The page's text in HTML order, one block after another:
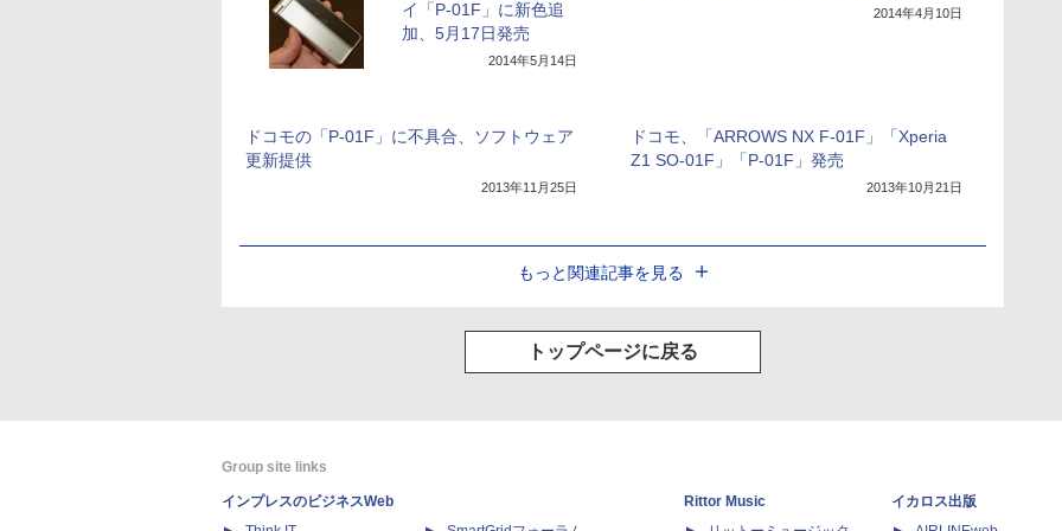
イ「P-01F」に新色追
加、5月17日発売
2014年5月14日
2014年4月10日
ドコモの「P-01F」に不具合、ソフトウェア
更新提供
2013年11月25日
ドコモ、「ARROWS NX F-01F」「Xperia
Z1 SO-01F」「P-01F」発売
2013年10月21日
もっと関連記事を見る
トップページに戻る
Group site links
インプレスのビジネスWeb
Rittor Music
イカロス出版